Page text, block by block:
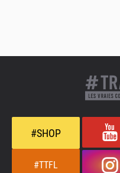
#SHOP
#TTFL